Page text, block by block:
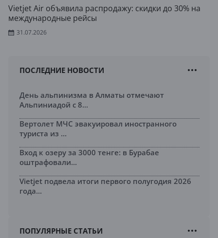
Vietjet Air объявила распродажу: скидки до 30% на
международные рейсы
31.07.2026
ПОСЛЕДНИЕ НОВОСТИ
День альпинизма в Алматы отмечают
Альпиниадой с 8...
Вертолет МЧС эвакуировал иностранного
туриста из ...
Вход к озеру за 3000 тенге: в Бурабае
оштрафовали...
Vietjet подвела итоги первого полугодия 2026
года...
ПОПУЛЯРНЫЕ СТАТЬИ